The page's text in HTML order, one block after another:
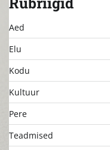
Aed
Elu
Kodu
Kultuur
Pere
Teadmised